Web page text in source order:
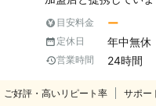
ファ、ベッドの場合 3
50kg、木製シングル
し）40kg ※素材や形
り、あくまで目安とな
方にお住まいのお客
いたします。 コールセンターでは24
時間365日年中無休で
けています。 深夜で
話ください。 コールセンターのスタ
目安料金 ー
定休日 年中無休
営業時間 24時間
ご好評・高いリピート率 サポー